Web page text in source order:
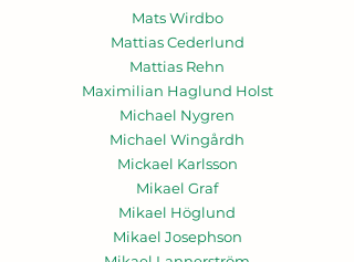
Mats Wirdbo
Mattias Cederlund
Mattias Rehn
Maximilian Haglund Holst
Michael Nygren
Michael Wingårdh
Mickael Karlsson
Mikael Graf
Mikael Höglund
Mikael Josephson